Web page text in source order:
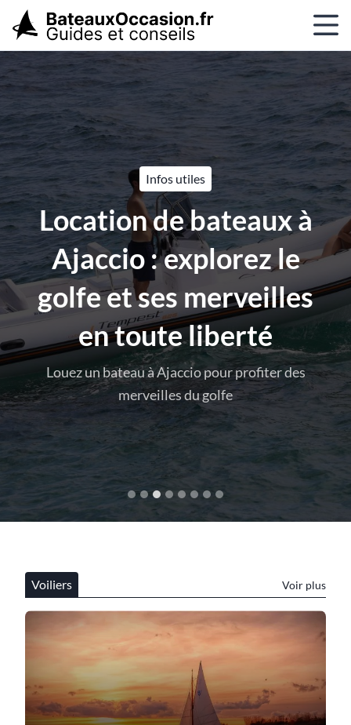
Infos utiles
de bateaux à
explorez le
merveilles
liberté
à Ajaccio pour profiter des
du golfe
Quel
moteur
pêche
Trouvez le
Voiliers Voir plus